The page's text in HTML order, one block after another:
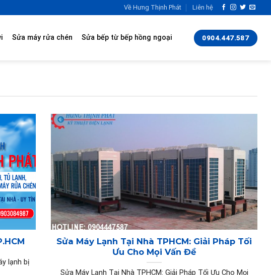
Về Hưng Thịnh Phát Liên hệ
Sửa máy rửa chén Sửa bếp từ bếp hồng ngoại 0904.447.587
lạnh bị
Sửa Máy Lạnh Tại Nhà TPHCM: Giải Pháp Tối
Ưu Cho Mọi Vấn Đề
Sửa Máy Lạnh Tại Nhà TPHCM: Giải Pháp Tối Ưu Cho Mọi